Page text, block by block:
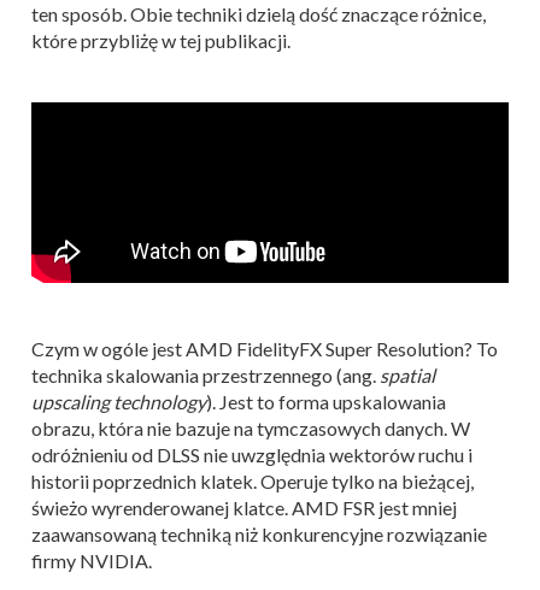
ten sposób. Obie techniki dzielą dość znaczące różnice,
które przybliżę w tej publikacji.
Czym w ogóle jest AMD FidelityFX Super Resolution? To
technika skalowania przestrzennego (ang. spatial
upscaling technology). Jest to forma upskalowania
obrazu, która nie bazuje na tymczasowych danych. W
odróżnieniu od DLSS nie uwzględnia wektorów ruchu i
historii poprzednich klatek. Operuje tylko na bieżącej,
świeżo wyrenderowanej klatce. AMD FSR jest mniej
zaawansowaną techniką niż konkurencyjne rozwiązanie
firmy NVIDIA.